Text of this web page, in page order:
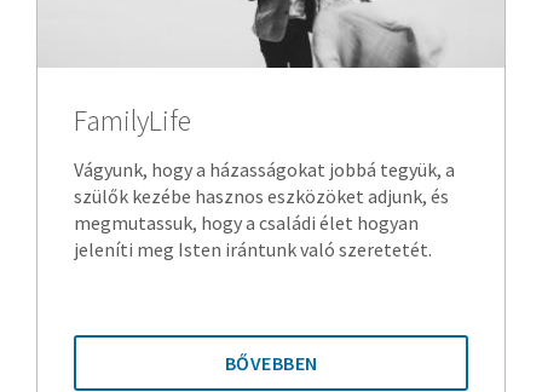
FamilyLife
Vágyunk, hogy a házasságokat jobbá tegyük, a
szülők kezébe hasznos eszközöket adjunk, és
megmutassuk, hogy a családi élet hogyan
jeleníti meg Isten irántunk való szeretetét.
BŐVEBBEN